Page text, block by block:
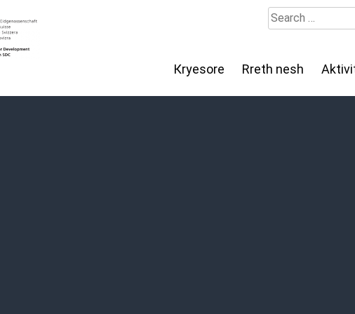
Search
for:
Кryesore Rreth nesh